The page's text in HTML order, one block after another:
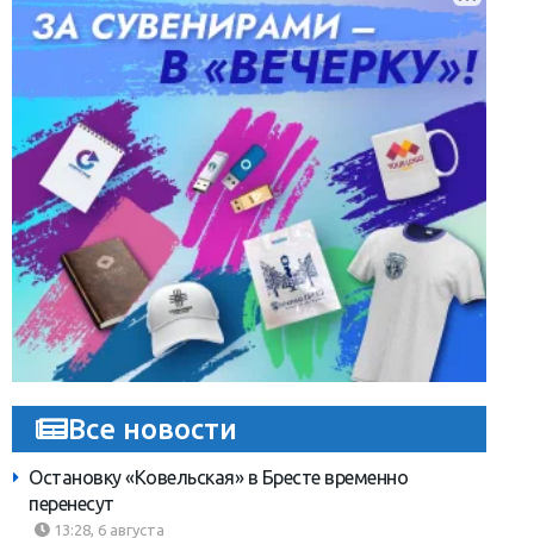
Все новости
Остановку «Ковельская» в Бресте временно
перенесут
13:28, 6 августа